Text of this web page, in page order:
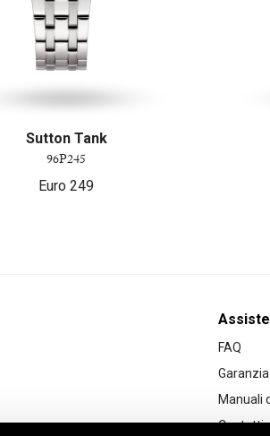
Sutton Tank
96P245
Euro 249
FAQ
Garanzia
Manuali
Contatti